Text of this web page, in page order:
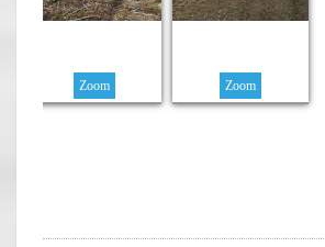
Zoom Zoom